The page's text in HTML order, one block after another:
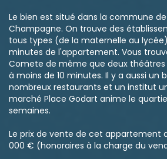
Le bien est situé dans la commune
Champagne. On trouve des
tous types (de la maternelle au
minutes de l'appartement. Vous
Comete de même que deux
à moins de 10 minutes. Il y a aussi un
nombreux restaurants et un institut
marché Place Godart anime le
semaines.
Le prix de vente de cet appartement
000 € (honoraires à la charge du